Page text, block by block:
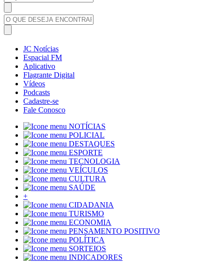
JC Notícias
Espacial FM
Aplicativo
Flagrante Digital
Vídeos
Podcasts
Cadastre-se
Fale Conosco
NOTÍCIAS
POLICIAL
DESTAQUES
ESPORTE
TECNOLOGIA
VEÍCULOS
CULTURA
SAÚDE
+
CIDADANIA
TURISMO
ECONOMIA
PENSAMENTO POSITIVO
POLÍTICA
SORTEIOS
INDICADORES